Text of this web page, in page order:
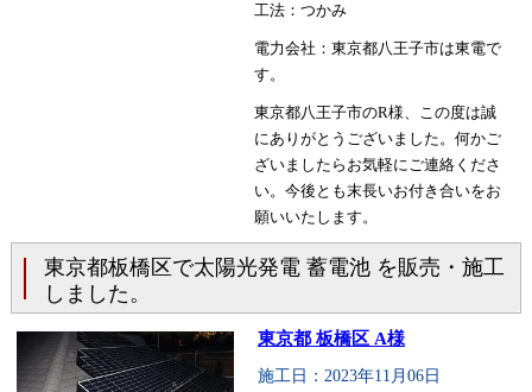
工法：つかみ
電力会社：東京都八王子市は東電で
す。
東京都八王子市のR様、この度は誠
にありがとうございました。何かご
ざいましたらお気軽にご連絡くださ
い。今後とも末長いお付き合いをお
願いいたします。
東京都板橋区で太陽光発電 蓄電池 を販売・施工
しました。
東京都 板橋区 A様
施工日：2023年11月06日